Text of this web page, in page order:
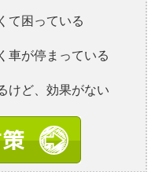
て困っている
車が停まっている
けど、効果がない